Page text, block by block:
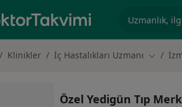
Klinikler İç Hastalıkları Uzmanı Şehir
Özel Yedigün Tıp